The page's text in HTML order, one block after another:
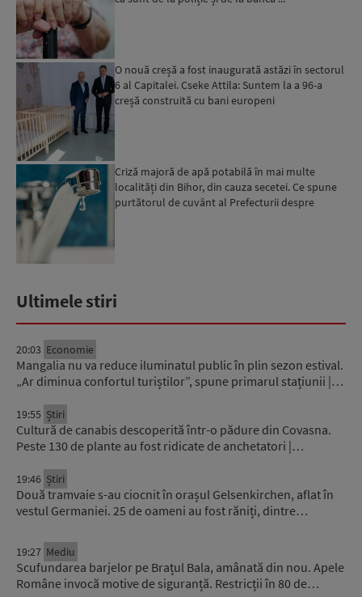
O nouă creșă a fost inaugurată astăzi în sectorul
6 al Capitalei. Cseke Attila: Suntem la a 96-a
creșă construită cu bani europeni
Criză majoră de apă potabilă în mai multe
localități din Bihor, din cauza secetei. Ce spune
purtătorul de cuvânt al Prefecturii despre
Ultimele stiri
20:03 Economie
Mangalia nu va reduce iluminatul public în plin sezon estival.
„Ar diminua confortul turiștilor”, spune primarul stațiunii |…
19:55 Știri
Cultură de canabis descoperită într-o pădure din Covasna.
Peste 130 de plante au fost ridicate de anchetatori |…
19:46 Știri
Două tramvaie s-au ciocnit în orașul Gelsenkirchen, aflat în
vestul Germaniei. 25 de oameni au fost răniți, dintre…
19:27 Mediu
Scufundarea barjelor pe Brațul Bala, amânată din nou. Apele
Române invocă motive de siguranță. Restricții în 80 de…